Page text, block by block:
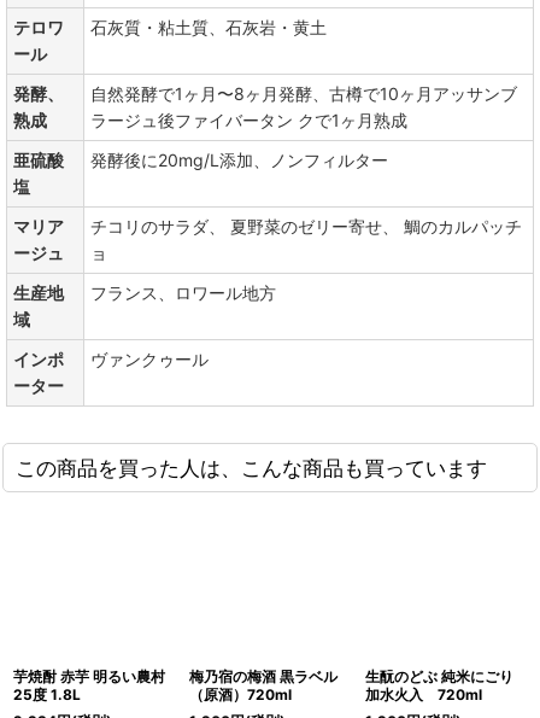
テロワ
ール
石灰質・粘土質、石灰岩・黄土
発酵、
熟成
自然発酵で1ヶ月〜8ヶ月発酵、古樽で10ヶ月アッサンブ
ラージュ後ファイバータン クで1ヶ月熟成
亜硫酸
塩
発酵後に20mg/L添加、ノンフィルター
マリア
ージュ
チコリのサラダ、 夏野菜のゼリー寄せ、 鯛のカルパッチ
ョ
生産地
域
フランス、ロワール地方
インポ
ーター
ヴァンクゥール
この商品を買った人は、こんな商品も買っています
芋焼酎 赤芋 明るい農村
25度 1.8L
梅乃宿の梅酒 黒ラベル
（原酒）720ml
生酛のどぶ 純米にごり
加水火入 720ml